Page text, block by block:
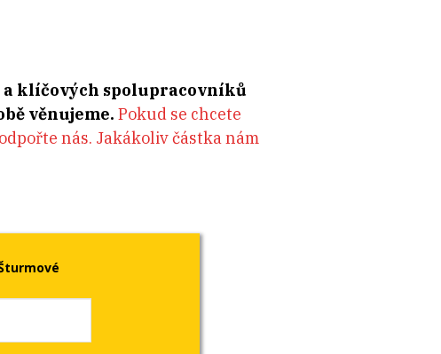
klíčových spolupracovníků
věnujeme. Pokud se chcete
nás. Jakákoliv částka nám